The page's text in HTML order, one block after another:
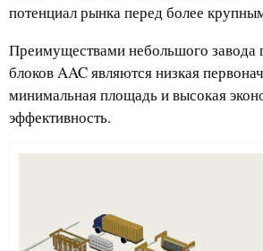
потенциал рынка перед более
Преимуществами небольшого завода
блоков AAC являются низкая
минимальная площадь и высокая
эффективность.